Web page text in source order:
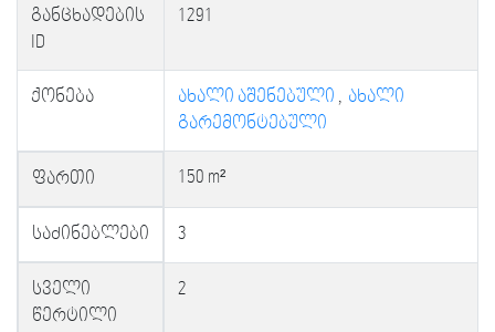
განცხადების
ID
1291
ქონება ახალი აშენებული , ახალი
გარემონტებული
ფართი 150 m²
საძინებლები 3
სველი
წერტილი
2